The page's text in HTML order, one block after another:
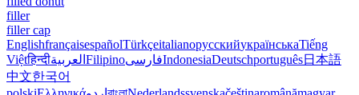
filler
filler cap
EnglishfrançaisespañolTürkçeitalianoрусскийукраїнськаTiếng
Việtहिन्दीالعربية FilipinoفارسیIndonesiaDeutschportuguês日本語
中文한국어